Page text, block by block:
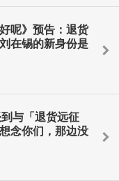
呢》预告：退货
在锡的新身份是
与「退货远征
念你们，那边没